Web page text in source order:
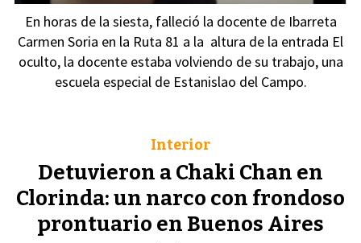
En horas de la siesta, falleció la docente de Ibarreta
Carmen Soria en la Ruta 81 a la altura de la entrada El
oculto, la docente estaba volviendo de su trabajo, una
escuela especial de Estanislao del Campo.
Detuvieron a Chaki Chan en
Clorinda: un narco con frondoso
prontuario en Buenos Aires
Interior